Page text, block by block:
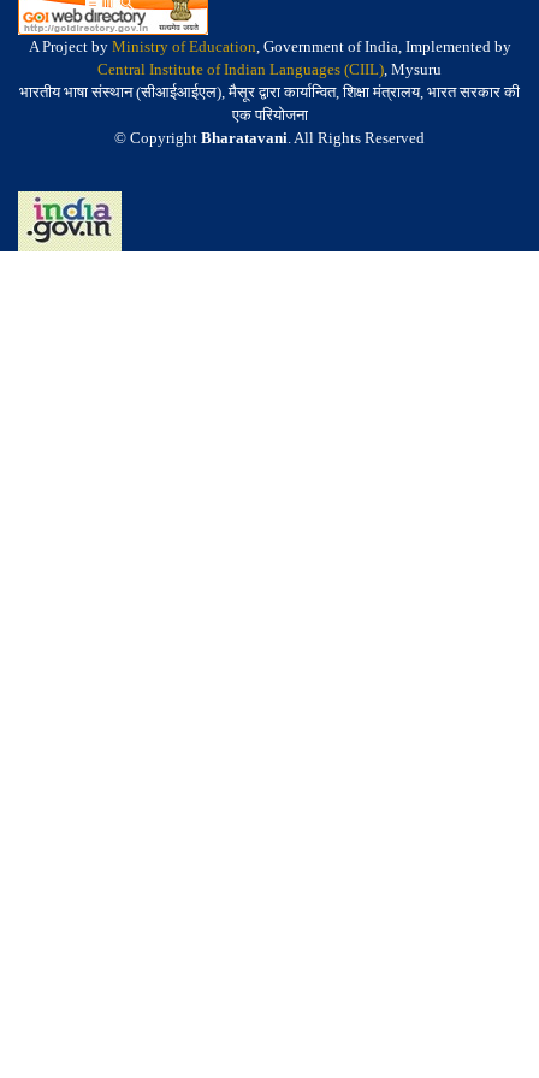
A Project by Ministry of Education, Government of India, Implemented by
Central Institute of Indian Languages (CIIL), Mysuru
भारतीय भाषा संस्थान (सीआईआईएल), मैसूर द्वारा कार्यान्वित, शिक्षा मंत्रालय, भारत सरकार की
एक परियोजना
© Copyright Bharatavani. All Rights Reserved